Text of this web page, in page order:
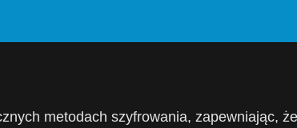
metodach szyfrowania, zapewniając,